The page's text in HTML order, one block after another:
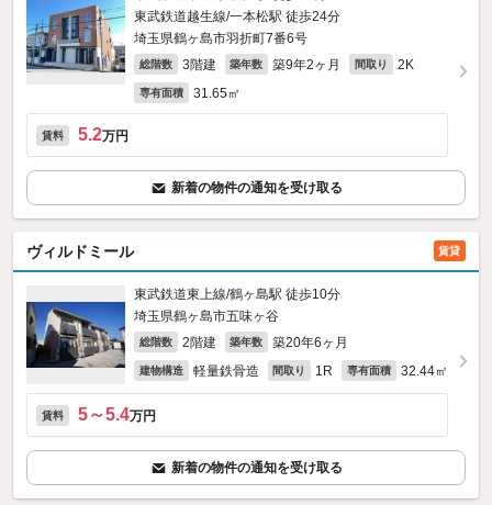
東武鉄道越生線/一本松駅 徒歩24分
埼玉県鶴ヶ島市羽折町7番6号
総階数 3階建 築年数 築9年2ヶ月 間取り 2K
専有面積 31.65㎡
賃料 5.2万円
新着の物件の通知を受け取る
ヴィルドミール 賃貸
東武鉄道東上線/鶴ヶ島駅 徒歩10分
埼玉県鶴ヶ島市五味ヶ谷
総階数 2階建 築年数 築20年6ヶ月
建物構造 軽量鉄骨造 間取り 1R 専有面積 32.44㎡
賃料 5～5.4万円
新着の物件の通知を受け取る